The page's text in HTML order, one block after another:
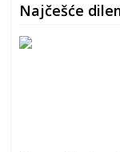
Najčešće